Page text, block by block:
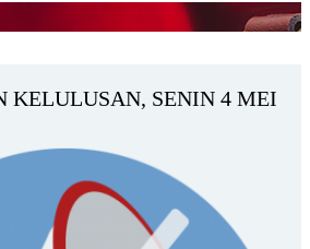
KELULUSAN, SENIN 4 MEI